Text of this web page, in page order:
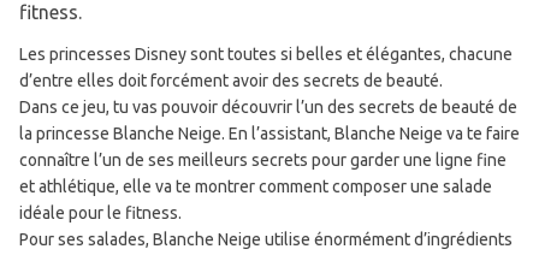
fitness.
Les princesses Disney sont toutes si belles et élégantes, chacune
d’entre elles doit forcément avoir des secrets de beauté.
Dans ce jeu, tu vas pouvoir découvrir l’un des secrets de beauté de
la princesse Blanche Neige. En l’assistant, Blanche Neige va te faire
connaître l’un de ses meilleurs secrets pour garder une ligne fine
et athlétique, elle va te montrer comment composer une salade
idéale pour le fitness.
Pour ses salades, Blanche Neige utilise énormément d’ingrédients